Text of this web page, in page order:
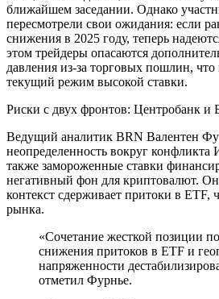
ближайшем заседании. Однако
пересмотрели свои ожидания: если
снижения в 2025 году, теперь
этом трейдеры опасаются
давления из-за торговых пошлин,
текущий режим высокой ставки.
Риски с двух фронтов: Центробанк и
Ведущий аналитик BRN Валентен
неопределенность вокруг конфликта
также замороженные ставки
негативный фон для криптовалют. Он
контекст сдерживает притоки в ETF,
рынка.
«Сочетание жесткой позиции
снижения притоков в ETF и
напряженности
отметил Фурнье.